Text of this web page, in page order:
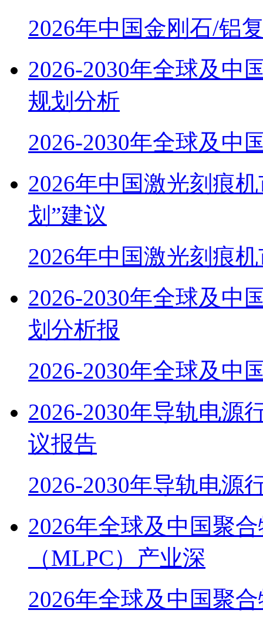
2026年中国金刚石/铝
2026-2030年全球及中
规划分析
2026-2030年全球及中
2026年中国激光刻痕
划”建议
2026年中国激光刻痕
2026-2030年全球及中
划分析报
2026-2030年全球及中
2026-2030年导轨电源
议报告
2026-2030年导轨电源
2026年全球及中国聚
（MLPC）产业深
2026年全球及中国聚